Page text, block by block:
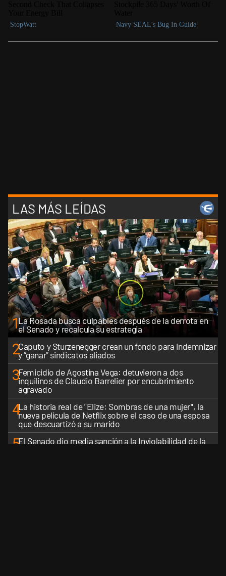
LAS MÁS LEÍDAS
1La Rosada busca culpables después de la derrota en
el Senado y recalcula su estrategia
2Caputo y Sturzenegger crean un fondo para indemnizar
y “ganar” sindicatos aliados
3Femicidio de Agostina Vega: detuvieron a dos
inquilinos de Claudio Barrelier por encubrimiento
agravado
4La historia real de "Elize: Sombras de una mujer", la
nueva película de Netflix sobre el caso de una esposa
que descuartizó a su marido
5El Senado dio media sanción a la Inviolabilidad de la